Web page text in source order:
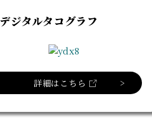
デジタルタコグラフ
詳細はこちら